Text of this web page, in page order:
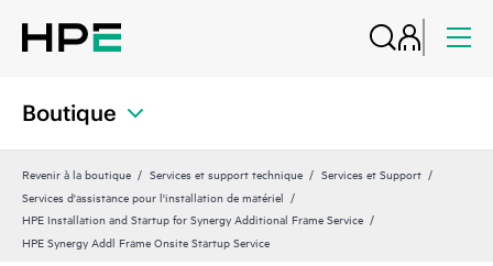
Boutique
Revenir à la boutique Services et support technique
Services et Support
Services d'assistance pour l'installation de matériel
HPE Installation and Startup for Synergy Additional Frame Service
HPE Synergy Addl Frame Onsite Startup Service